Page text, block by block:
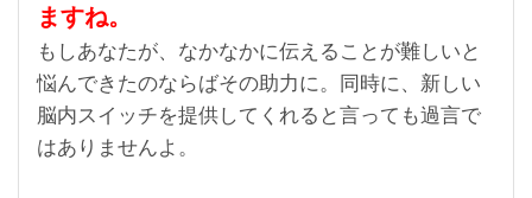
ますね。
もしあなたが、なかなかに伝えることが難しいと
悩んできたのならばその助力に。同時に、新しい
脳内スイッチを提供してくれると言っても過言で
はありませんよ。